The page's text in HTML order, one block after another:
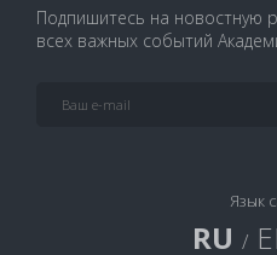
Подпишитесь на новостную
всех важных событий
Язык
RU /